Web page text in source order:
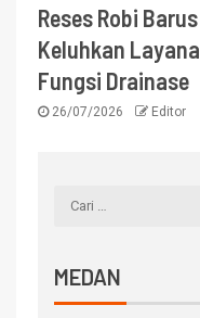
Reses Robi
Keluhkan
Fungsi Drainase
26/07/2026 Editor
MEDAN